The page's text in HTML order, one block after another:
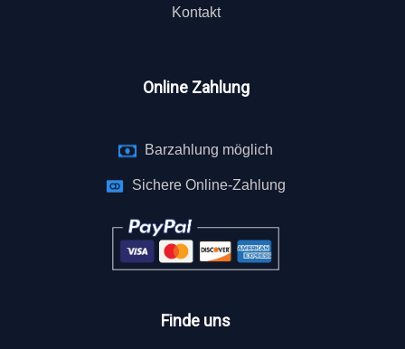
Kontakt
Online Zahlung
Barzahlung möglich
Sichere Online-Zahlung
Finde uns